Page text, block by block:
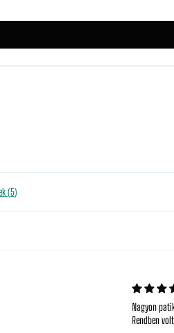
(5)
Nagyon
Rendben